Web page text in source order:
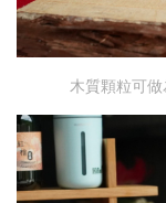
木質顆粒可做